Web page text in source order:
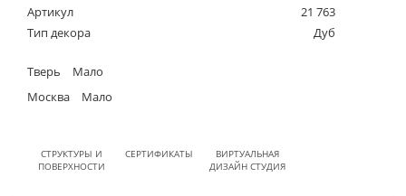
Артикул
21 763
Тип декора
Дуб
Тверь
Мало
Москва
Мало
СТРУКТУРЫ И
ПОВЕРХНОСТИ
СЕРТИФИКАТЫ
ВИРТУАЛЬНАЯ
ДИЗАЙН СТУДИЯ